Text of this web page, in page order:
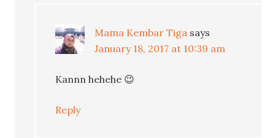
Mama Kembar Tiga says
January 18, 2017 at 10:39 am
Kannn hehehe 😉
Reply